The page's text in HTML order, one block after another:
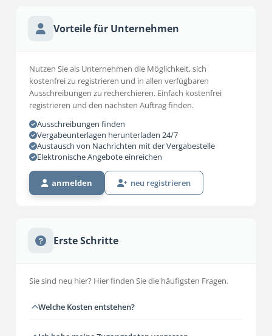
Vorteile für Unternehmen
Nutzen Sie als Unternehmen die Möglichkeit, sich
kostenfrei zu registrieren und in allen verfügbaren
Ausschreibungen zu recherchieren. Einfach kostenfrei
registrieren und den nächsten Auftrag finden.
Ausschreibungen finden
Vergabeunterlagen herunterladen 24/7
Austausch von Nachrichten mit der Vergabestelle
Elektronische Angebote einreichen
anmelden neu registrieren
Erste Schritte
Sie sind neu hier? Hier finden Sie die häufigsten Fragen.
Welche Kosten entstehen?